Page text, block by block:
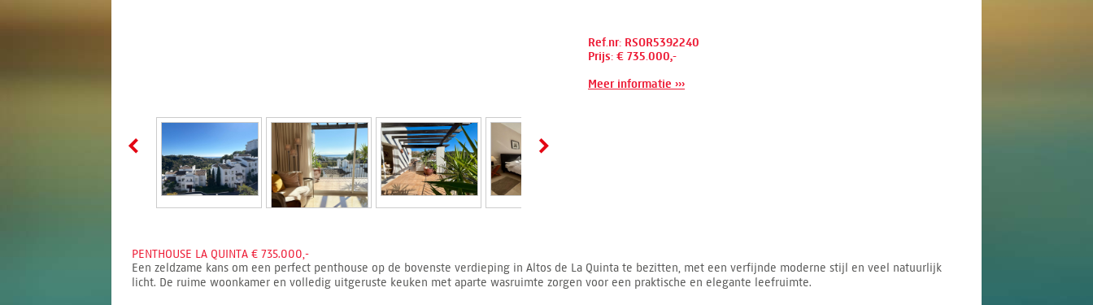
Ref.nr: RSOR5392240
Prijs: € 735.000,-
Meer informatie ›››
PENTHOUSE LA QUINTA € 735.000,-
Een zeldzame kans om een perfect penthouse op de bovenste verdieping in Altos de La Quinta te bezitten, met een verfijnde moderne stijl en veel natuurlijk
licht. De ruime woonkamer en volledig uitgeruste keuken met aparte wasruimte zorgen voor een praktische en elegante leefruimte.